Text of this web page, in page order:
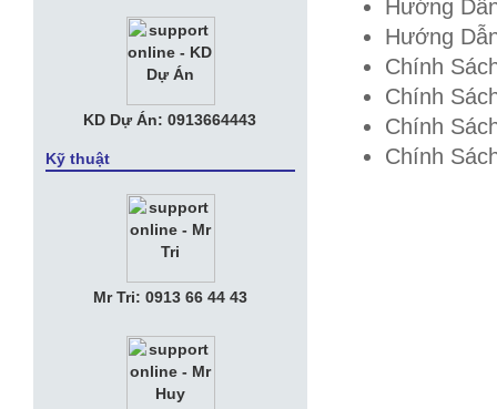
Hướng
Hướng
Chính
Chính
Chính
Chính
KD Dự Án: 0913664443
Kỹ thuật
Mr Tri: 0913 66 44 43